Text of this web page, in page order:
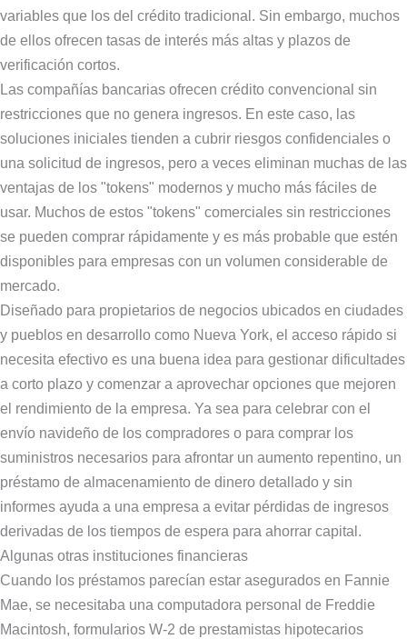
variables que los del crédito tradicional. Sin embargo, muchos
de ellos ofrecen tasas de interés más altas y plazos de
verificación cortos.
Las compañías bancarias ofrecen crédito convencional sin
restricciones que no genera ingresos. En este caso, las
soluciones iniciales tienden a cubrir riesgos confidenciales o
una solicitud de ingresos, pero a veces eliminan muchas de las
ventajas de los "tokens" modernos y mucho más fáciles de
usar. Muchos de estos "tokens" comerciales sin restricciones
se pueden comprar rápidamente y es más probable que estén
disponibles para empresas con un volumen considerable de
mercado.
Diseñado para propietarios de negocios ubicados en ciudades
y pueblos en desarrollo como Nueva York, el acceso rápido si
necesita efectivo es una buena idea para gestionar dificultades
a corto plazo y comenzar a aprovechar opciones que mejoren
el rendimiento de la empresa. Ya sea para celebrar con el
envío navideño de los compradores o para comprar los
suministros necesarios para afrontar un aumento repentino, un
préstamo de almacenamiento de dinero detallado y sin
informes ayuda a una empresa a evitar pérdidas de ingresos
derivadas de los tiempos de espera para ahorrar capital.
Algunas otras instituciones financieras
Cuando los préstamos parecían estar asegurados en Fannie
Mae, se necesitaba una computadora personal de Freddie
Macintosh, formularios W-2 de prestamistas hipotecarios